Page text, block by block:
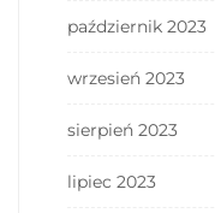
październik 2023
wrzesień 2023
sierpień 2023
lipiec 2023